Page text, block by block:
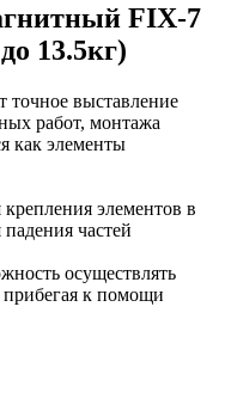
FIX-7
13.5кг)
выставление
работ, монтажа
как элементы
элементов в
частей
осуществлять
прибегая к помощи